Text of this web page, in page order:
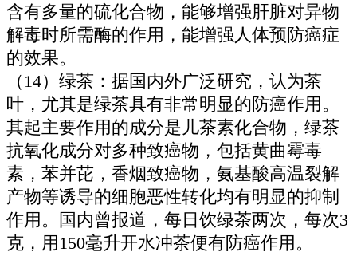
含有多量的硫化合物，能够增强肝脏对异物
解毒时所需酶的作用，能增强人体预防癌症
的效果。
（14）绿茶：据国内外广泛研究，认为茶
叶，尤其是绿茶具有非常明显的防癌作用。
其起主要作用的成分是儿茶素化合物，绿茶
抗氧化成分对多种致癌物，包括黄曲霉毒
素，苯并芘，香烟致癌物，氨基酸高温裂解
产物等诱导的细胞恶性转化均有明显的抑制
作用。国内曾报道，每日饮绿茶两次，每次3
克，用150毫升开水冲茶便有防癌作用。